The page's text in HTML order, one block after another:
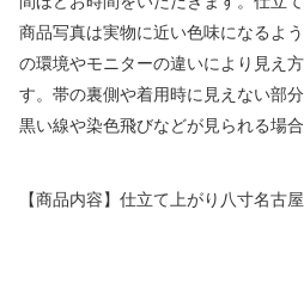
商品写真は実物に近い色味になるよ
の環境やモニターの違いにより見え
す。帯の裏側や着用時に見えない部
黒い線や染色飛びなどが見られる場合
【商品内容】仕立て上がり八寸名古